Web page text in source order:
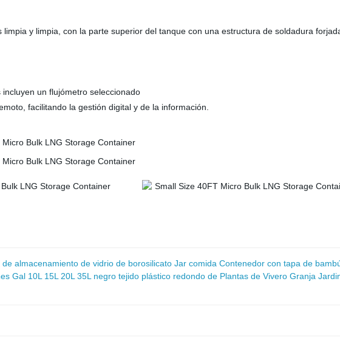
limpia y limpia, con la parte superior del tanque con una estructura de soldadura
incluyen un flujómetro seleccionado
facilitando la gestión digital y de la información.
almacenamiento de vidrio de borosilicato Jar comida Contenedor con tapa de
Gal 10L 15L 20L 35L negro tejido plástico redondo de Plantas de Vivero Granja